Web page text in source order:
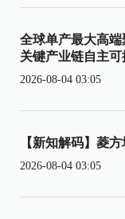
全球单产最大高
关键产业链自主可
2026-08-04 03:05
【新知解码】菱
2026-08-04 03:05